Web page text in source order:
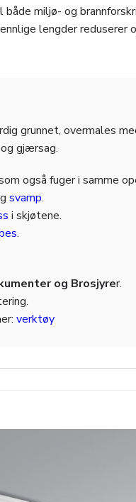
miljø- og
lengder reduserer
grunnet, overmales
gjærsag.
også fuger i samme
svamp.
i skjøtene.
.
og Brosjyrer.
verktøy